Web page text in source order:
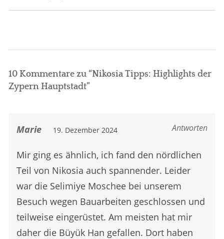
10 Kommentare zu “Nikosia Tipps: Highlights der
Zypern Hauptstadt”
Marie 19. Dezember 2024 Antworten
Mir ging es ähnlich, ich fand den nördlichen
Teil von Nikosia auch spannender. Leider
war die Selimiye Moschee bei unserem
Besuch wegen Bauarbeiten geschlossen und
teilweise eingerüstet. Am meisten hat mir
daher die Büyük Han gefallen. Dort haben